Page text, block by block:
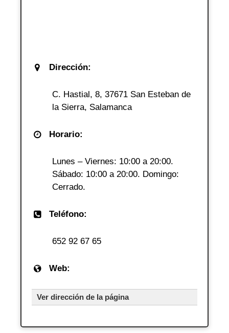
Dirección:
C. Hastial, 8, 37671 San Esteban de
la Sierra, Salamanca
Horario:
Lunes – Viernes: 10:00 a 20:00.
Sábado: 10:00 a 20:00. Domingo:
Cerrado.
Teléfono:
652 92 67 65
Web:
Ver dirección de la página